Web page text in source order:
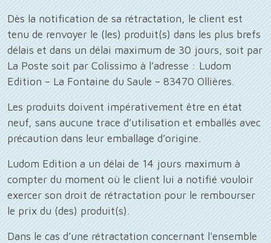
Dès la notification de sa rétractation, le client est
tenu de renvoyer le (les) produit(s) dans les plus brefs
délais et dans un délai maximum de 30 jours, soit par
La Poste soit par Colissimo à l’adresse : Ludom
Edition – La Fontaine du Saule – 83470 Ollières.
Les produits doivent impérativement être en état
neuf, sans aucune trace d’utilisation et emballés avec
précaution dans leur emballage d’origine.
Ludom Edition a un délai de 14 jours maximum à
compter du moment où le client lui a notifié vouloir
exercer son droit de rétractation pour le rembourser
le prix du (des) produit(s).
Dans le cas d’une rétractation concernant l'ensemble